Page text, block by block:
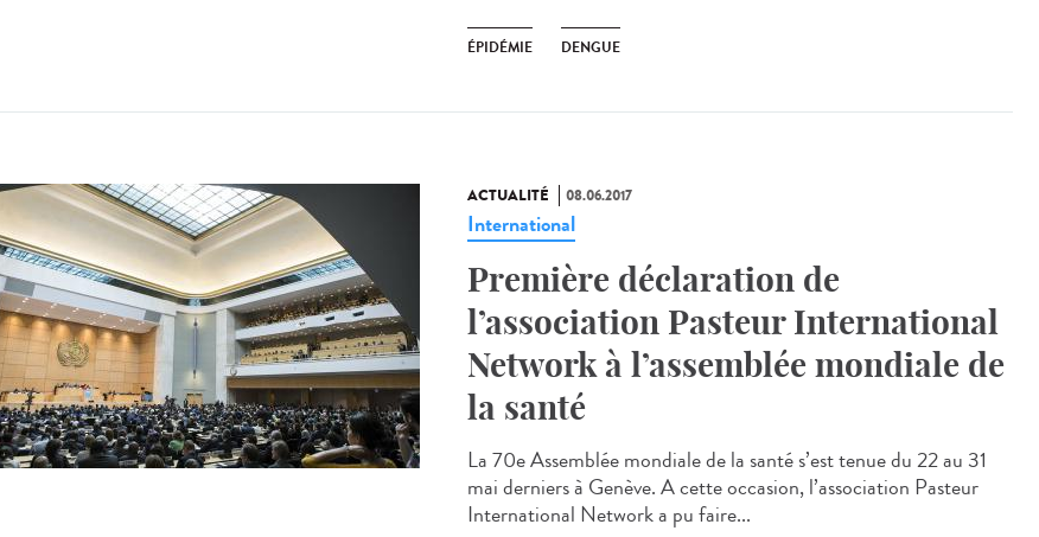
ÉPIDÉMIE DENGUE
ACTUALITÉ 08.06.2017
International
Première déclaration de
l’association Pasteur International
Network à l’assemblée mondiale de
la santé
La 70e Assemblée mondiale de la santé s’est tenue du 22 au 31
mai derniers à Genève. A cette occasion, l’association Pasteur
International Network a pu faire...